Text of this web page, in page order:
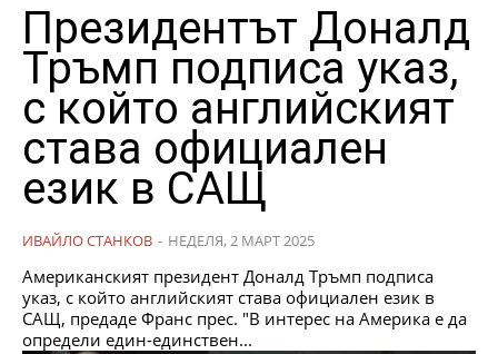
Президентът Доналд
Тръмп подписа указ,
с който английският
става официален
език в САЩ
ИВАЙЛО СТАНКОВ - НЕДЕЛЯ, 2 МАРТ 2025
Американският президент Доналд Тръмп подписа
указ, с който английският става официален език в
САЩ, предаде Франс прес. "В интерес на Америка е да
определи един-единствен...